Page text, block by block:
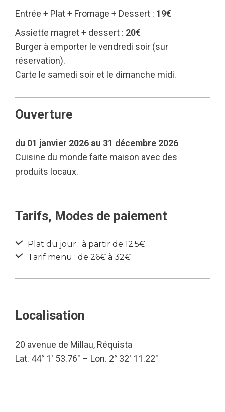
Entrée + Plat + Fromage + Dessert : 19€
Assiette magret + dessert : 20€
Burger à emporter le vendredi soir (sur
réservation).
Carte le samedi soir et le dimanche midi.
Ouverture
du 01 janvier 2026 au 31 décembre 2026
Cuisine du monde faite maison avec des
produits locaux.
Tarifs, Modes de paiement
Plat du jour : à partir de 12.5€
Tarif menu : de 26€ à 32€
Localisation
20 avenue de Millau, Réquista
Lat. 44° 1′ 53.76″ – Lon. 2° 32′ 11.22″